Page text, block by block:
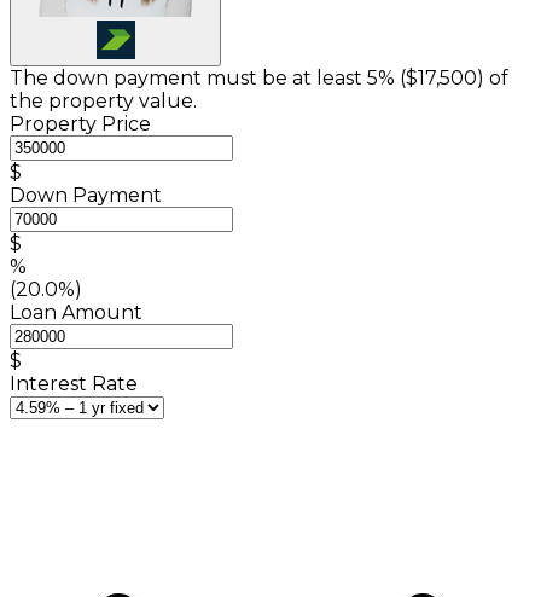
The down payment must be at least 5% ($17,500) of
the property value.
Property Price
$
Down Payment
$
%
(20.0%)
Loan Amount
$
Interest Rate